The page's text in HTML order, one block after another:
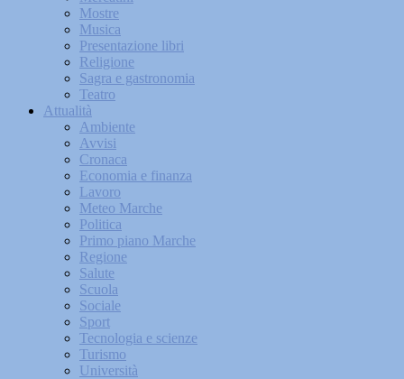
Mostre
Musica
Presentazione libri
Religione
Sagra e gastronomia
Teatro
Attualità
Ambiente
Avvisi
Cronaca
Economia e finanza
Lavoro
Meteo Marche
Politica
Primo piano Marche
Regione
Salute
Scuola
Sociale
Sport
Tecnologia e scienze
Turismo
Università